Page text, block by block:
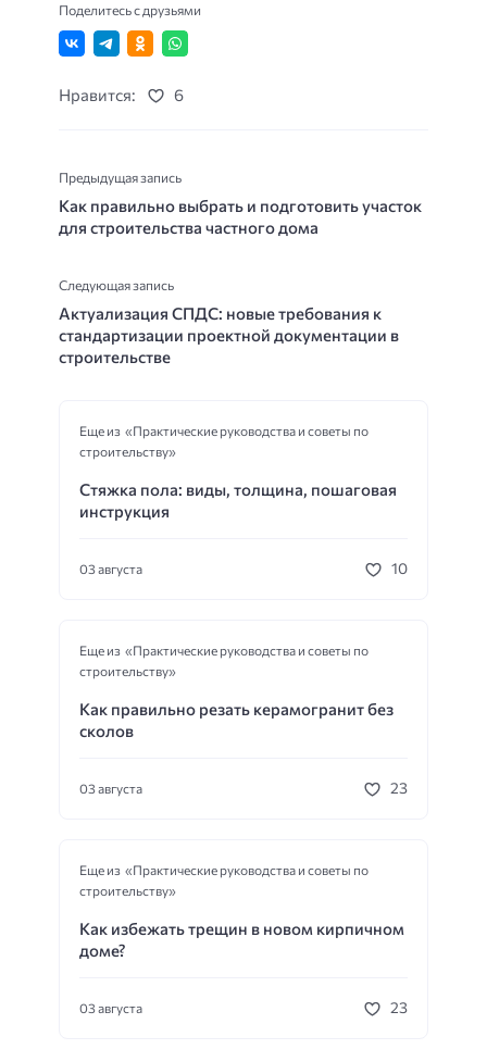
Поделитесь с друзьями
Нравится: 6
Предыдущая запись
Как правильно выбрать и подготовить участок
для строительства частного дома
Следующая запись
Актуализация СПДС: новые требования к
стандартизации проектной документации в
строительстве
Еще из «Практические руководства и советы по
строительству»
Стяжка пола: виды, толщина, пошаговая
инструкция
03 августа 10
Еще из «Практические руководства и советы по
строительству»
Как правильно резать керамогранит без
сколов
03 августа 23
Еще из «Практические руководства и советы по
строительству»
Как избежать трещин в новом кирпичном
доме?
03 августа 23